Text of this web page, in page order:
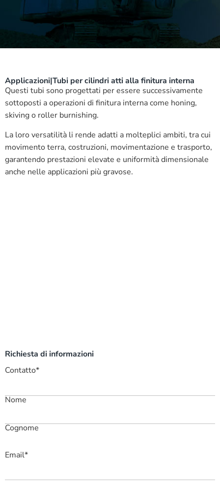
Applicazioni|Tubi per cilindri atti alla finitura interna
Questi tubi sono progettati per essere successivamente
sottoposti a operazioni di finitura interna come honing,
skiving o roller burnishing.
La loro versatilità li rende adatti a molteplici ambiti, tra cui
movimento terra, costruzioni, movimentazione e trasporto,
garantendo prestazioni elevate e uniformità dimensionale
anche nelle applicazioni più gravose.
Richiesta di informazioni
Contatto*
Nome
Cognome
Email*